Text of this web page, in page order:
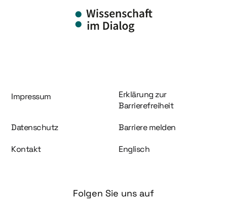
Information und Service
Impressum
Erklärung zur
Barrierefreiheit
Datenschutz Barriere melden
Kontakt Englisch
Folgen Sie uns auf